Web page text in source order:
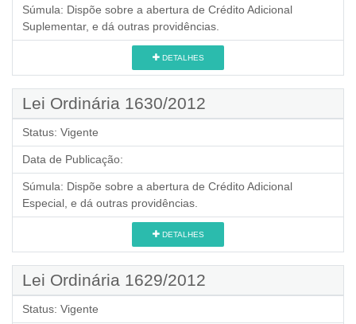
Súmula: Dispõe sobre a abertura de Crédito Adicional
Suplementar, e dá outras providências.
DETALHES
Lei Ordinária 1630/2012
Status: Vigente
Data de Publicação:
Súmula: Dispõe sobre a abertura de Crédito Adicional
Especial, e dá outras providências.
DETALHES
Lei Ordinária 1629/2012
Status: Vigente